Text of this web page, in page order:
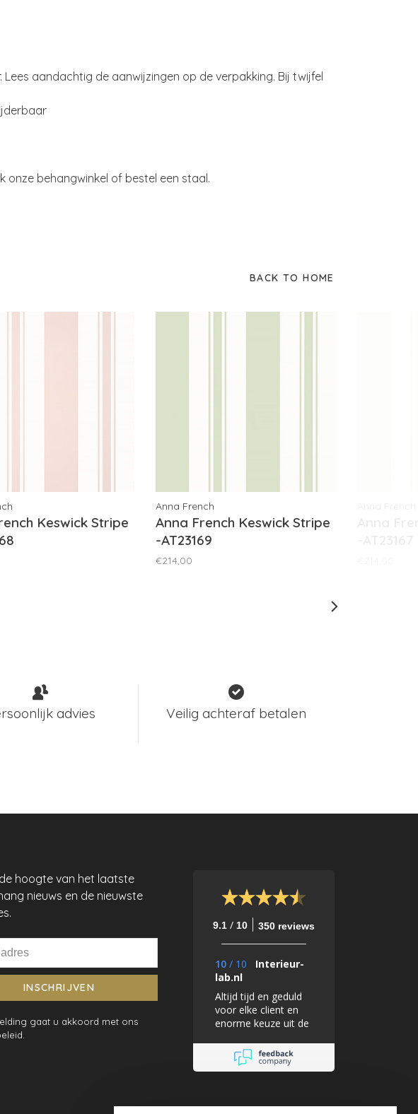
Lees aandachtig de aanwijzingen op de verpakking. Bij twijfel
onze behangwinkel of bestel een staal.
BACK TO HOME
Keswick Stripe
Anna French
Anna French Keswick Stripe
-AT23169
€214,00
advies Veilig achteraf betalen
hoogte van het laatste
nieuws en de nieuwste
INSCHRIJVEN
gaat u akkoord met ons
9.1 / 10 350 reviews
10 / 10
Interieur-
lab.nl
Altijd tijd en geduld
voor elke client en
enorme keuze uit de
producten en
merken!